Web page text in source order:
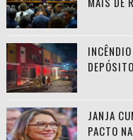
JANJA
PACTO